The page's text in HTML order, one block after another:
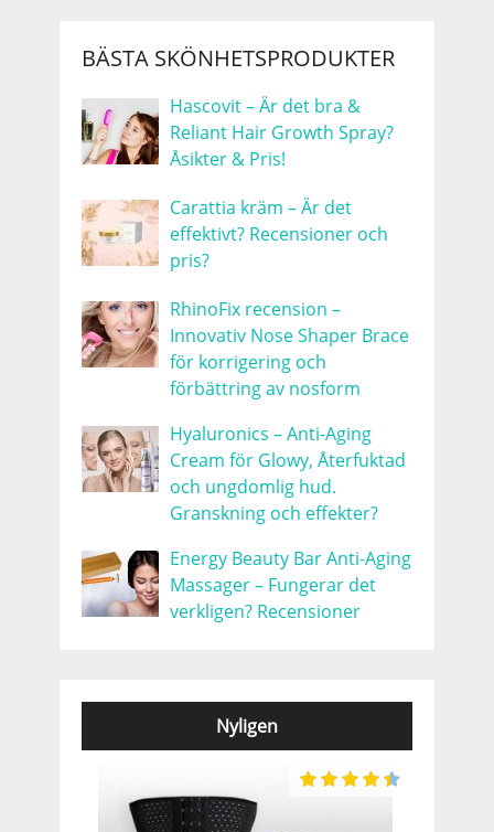
BÄSTA SKÖNHETSPRODUKTER
Hascovit – Är det bra &
Reliant Hair Growth Spray?
Åsikter & Pris!
Carattia kräm – Är det
effektivt? Recensioner och
pris?
RhinoFix recension –
Innovativ Nose Shaper Brace
för korrigering och
förbättring av nosform
Hyaluronics – Anti-Aging
Cream för Glowy, Återfuktad
och ungdomlig hud.
Granskning och effekter?
Energy Beauty Bar Anti-Aging
Massager – Fungerar det
verkligen? Recensioner
Nyligen